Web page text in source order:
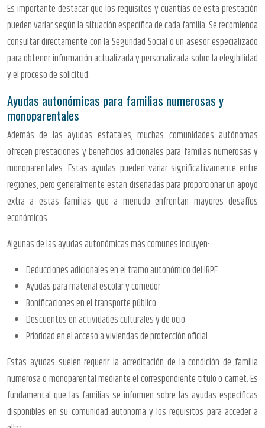
Es importante destacar que los requisitos y cuantías de esta prestación
pueden variar según la situación específica de cada familia. Se recomienda
consultar directamente con la Seguridad Social o un asesor especializado
para obtener información actualizada y personalizada sobre la elegibilidad
y el proceso de solicitud.
Ayudas autonómicas para familias numerosas y
monoparentales
Además de las ayudas estatales, muchas comunidades autónomas
ofrecen prestaciones y beneficios adicionales para familias numerosas y
monoparentales. Estas ayudas pueden variar significativamente entre
regiones, pero generalmente están diseñadas para proporcionar un apoyo
extra a estas familias que a menudo enfrentan mayores desafíos
económicos.
Algunas de las ayudas autonómicas más comunes incluyen:
Deducciones adicionales en el tramo autonómico del IRPF
Ayudas para material escolar y comedor
Bonificaciones en el transporte público
Descuentos en actividades culturales y de ocio
Prioridad en el acceso a viviendas de protección oficial
Estas ayudas suelen requerir la acreditación de la condición de familia
numerosa o monoparental mediante el correspondiente título o carnet. Es
fundamental que las familias se informen sobre las ayudas específicas
disponibles en su comunidad autónoma y los requisitos para acceder a